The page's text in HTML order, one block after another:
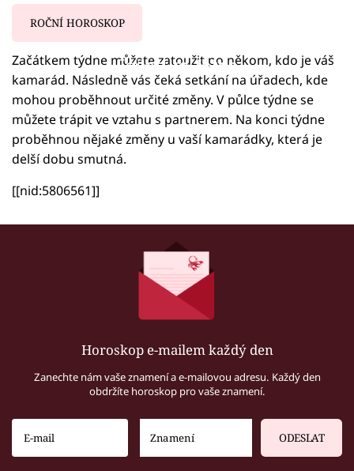
ROČNÍ HOROSKOP
Failed to fetch
Začátkem týdne můžete zatoužit po někom, kdo je váš
kamarád. Následně vás čeká setkání na úřadech, kde
mohou proběhnout určité změny. V půlce týdne se
můžete trápit ve vztahu s partnerem. Na konci týdne
proběhnou nějaké změny u vaší kamarádky, která je
delší dobu smutná.
[[nid:5806561]]
Horoskop e-mailem každý den
Zanechte nám vaše znamení a e-mailovou adresu. Každý den
obdržíte horoskop pro vaše znamení.
ODESLAT